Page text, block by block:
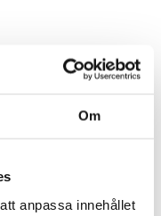
Om
anpassa innehållet
kiinnittääksesi